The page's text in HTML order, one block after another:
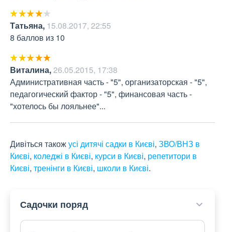
Татьяна, 15.08.2017, 22:55
8 баллов из 10
Виталина,26.05.2015, 17:38
Административная часть - "5", организаторская - "5",
педагогический фактор - "5", финансовая часть -
"хотелось бы лояльнее"...
Дивіться такожусі дитячі садки в Києві, ЗВО/ВНЗ в
Києві, коледжі в Києві, курси в Києві, репетитори в
Києві, тренінги в Києві, школи в Києві.
Садочки поряд